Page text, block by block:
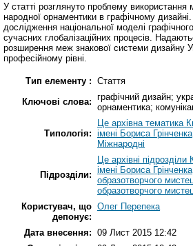
У статті розглянуто проблему використання
народної орнаментики в графічному дизайні.
дослідження національної моделі
сучасних глобалізаційних процесів.
розширення меж знакової системи дизайну
професійному рівні.
Тип елементу : Стаття
Ключові слова: графічний дизайн;
орнаментика;
Типологія:
Це архівна тематика
імені Бориса Грінченка
Міжнародні
Підрозділи:
Це архівні підрозділи
імені Бориса Грінченка
образотворчого
образотворчого
Користувач, що
депонує:
Олег Перепека
Дата внесення: 09 Лист 2015 12:42